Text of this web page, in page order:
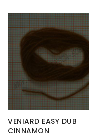
VENIARD EASY DUB
CINNAMON